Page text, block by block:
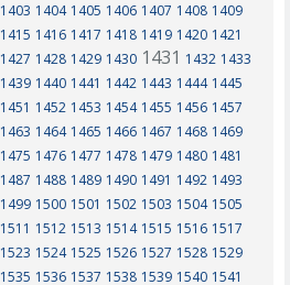
1403 1404 1405 1406 1407 1408 1409
1415 1416 1417 1418 1419 1420 1421
1427 1428 1429 1430 1431 1432 1433
1439 1440 1441 1442 1443 1444 1445
1451 1452 1453 1454 1455 1456 1457
1463 1464 1465 1466 1467 1468 1469
1475 1476 1477 1478 1479 1480 1481
1487 1488 1489 1490 1491 1492 1493
1499 1500 1501 1502 1503 1504 1505
1511 1512 1513 1514 1515 1516 1517
1523 1524 1525 1526 1527 1528 1529
1535 1536 1537 1538 1539 1540 1541